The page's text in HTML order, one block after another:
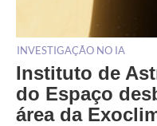
INVESTIGAÇÃO NO IA
Instituto de
do Espaço
área da